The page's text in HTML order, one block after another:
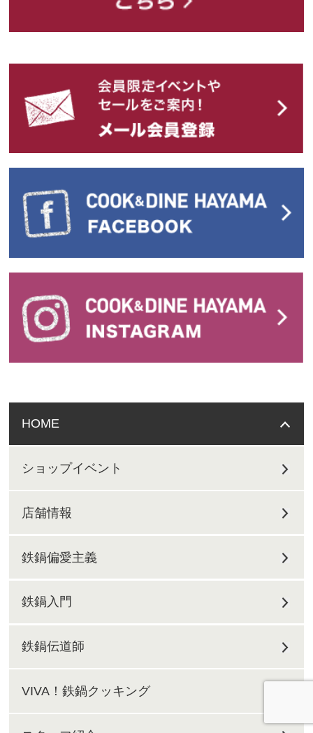
HOME
ショップイベント
店舗情報
鉄鍋偏愛主義
鉄鍋入門
鉄鍋伝道師
VIVA！鉄鍋クッキング